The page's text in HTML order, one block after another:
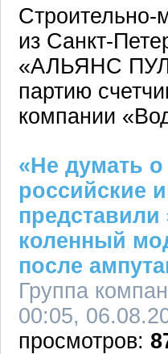
Строительно-
из Санкт-
«АЛЬЯНС
партию
компании
«Не думать
российские
коленный
после
Группа
00:05,